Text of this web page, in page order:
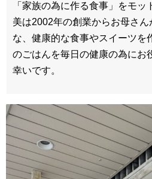
「家族の為に作る食事」をモ
美は2002年の創業からお母さん
な、健康的な食事やスイーツを
のごはんを毎日の健康の為にお
幸いです。